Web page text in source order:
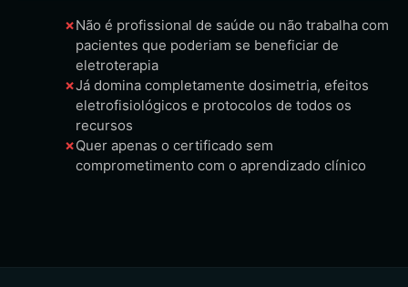
✗Não é profissional de saúde ou não trabalha com
pacientes que poderiam se beneficiar de
eletroterapia
✗Já domina completamente dosimetria, efeitos
eletrofisiológicos e protocolos de todos os
recursos
✗Quer apenas o certificado sem
comprometimento com o aprendizado clínico